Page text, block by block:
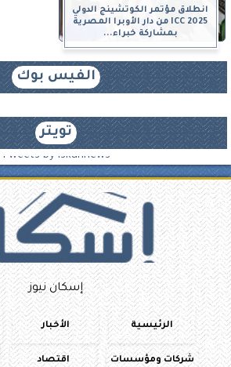
انطلاق مؤتمر الكوتشينج الدولي
ICC 2025 من دار الأوبرا المصرية
بمشاركة خبراء...
الفيس بوك
تويتر
Tweets by iskannews
إسكان نيوز
الرئيسية الأخبار
شركات ومؤسسات اقتصاد